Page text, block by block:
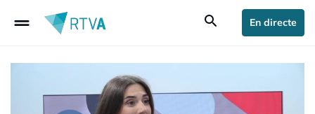
drag_handle search En directe